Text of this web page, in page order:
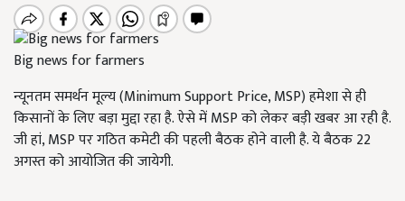
Big news for farmers
न्यूनतम समर्थन मूल्य (Minimum Support Price, MSP) हमेशा से ही
किसानों के लिए बड़ा मुद्दा रहा है. ऐसे में MSP को लेकर बड़ी खबर आ रही है.
जी हां, MSP पर गठित कमेटी की पहली बैठक होने वाली है. ये बैठक 22
अगस्त को आयोजित की जायेगी.